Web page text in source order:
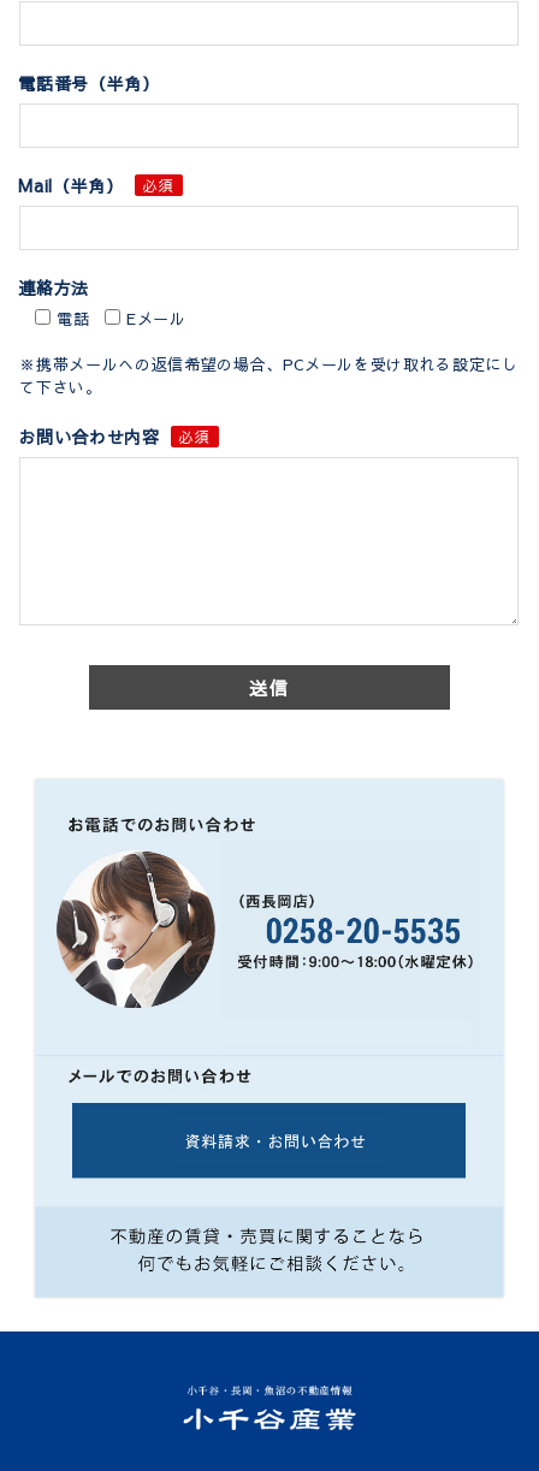
電話番号（半角）
Mail（半角） 必須
連絡方法
電話 Eメール
※携帯メールへの返信希望の場合、PCメールを受け取れる設定にし
て下さい。
お問い合わせ内容 必須